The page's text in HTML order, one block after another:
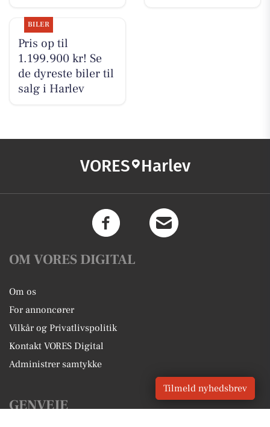
BILER
Pris op til
1.199.900 kr! Se
de dyreste biler til
salg i Harlev
VORES Harlev
OM VORES DIGITAL
Om os
For annoncører
Vilkår og Privatlivspolitik
Kontakt VORES Digital
Administrer samtykke
GENVEJE
Tilmeld nyhedsbrev